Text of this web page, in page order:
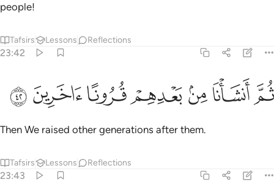
people!
Tafsirs Lessons Reflections
23:42
ثم انشانا من بعدهم قرونا اخرين ٤٢
ثُمَّ أَنشَأْنَا مِنۢ بَعْدِهِمْ قُرُونًا ءَاخَرِينَ ٤٢
ﳙﳚﳛﳜﳝﳞﳟ
Then We raised other generations after them.
Tafsirs Lessons Reflections
23:43